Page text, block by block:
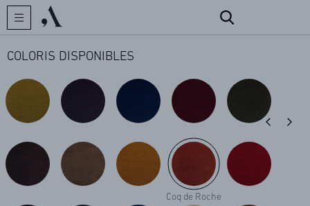
CRÉATEUR
COLLECTIONS
COLORIS DISPONIBLES
Coq de Roche